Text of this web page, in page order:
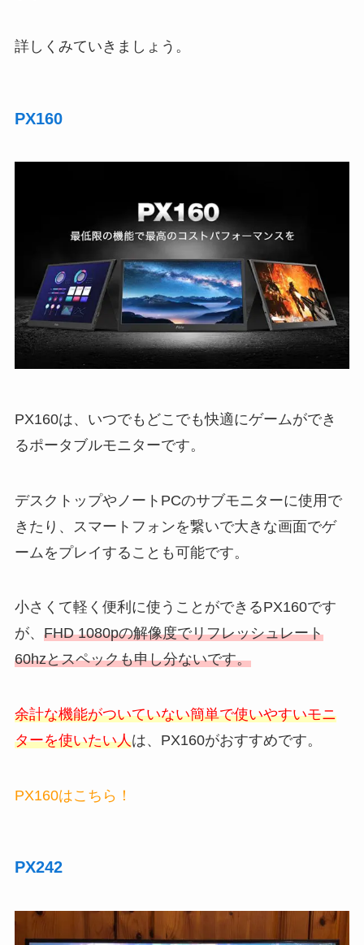
詳しくみていきましょう。
PX160
PX160は、いつでもどこでも快適にゲームができ
るポータブルモニターです。
デスクトップやノートPCのサブモニターに使用で
きたり、スマートフォンを繋いで大きな画面でゲ
ームをプレイすることも可能です。
小さくて軽く便利に使うことができるPX160です
が、 FHD 1080pの解像度でリフレッシュレート
60hzとスペックも申し分ないです。
余計な機能がついていない簡単で使いやすいモニ
ターを使いたい人は、PX160がおすすめです。
PX160はこちら！
PX242